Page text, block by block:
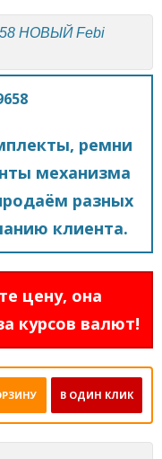
НОВЫЙ Febi
ремни
механизма
разных
клиента.
цену, она
курсов валют!
В ОДИН КЛИК